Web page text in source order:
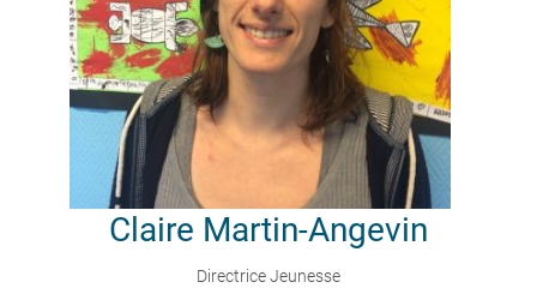
Claire Martin-Angevin
Directrice Jeunesse